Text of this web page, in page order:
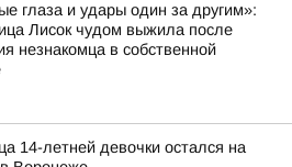
глаза и удары один за другим»:
Лисок чудом выжила после
незнакомца в собственной
14-летней девочки остался на